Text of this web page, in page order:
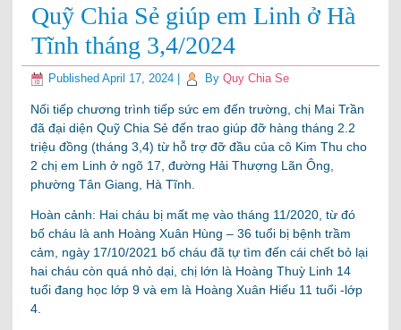
Quỹ Chia Sẻ giúp em Linh ở Hà
Tĩnh tháng 3,4/2024
Published April 17, 2024 By Quy Chia Se
Nối tiếp chương trình tiếp sức em đến trường, chị Mai Trần
đã đại diện Quỹ Chia Sẻ đến trao giúp đỡ hàng tháng 2.2
triệu đồng (tháng 3,4) từ hỗ trợ đỡ đầu của cô Kim Thu cho
2 chị em Linh ở ngõ 17, đường Hải Thượng Lãn Ông,
phường Tân Giang, Hà Tĩnh.
Hoàn cảnh: Hai cháu bị mất mẹvào tháng 11/2020, từ đó
bố cháu là anh Hoàng Xuân Hùng – 36 tuổi bị bệnh trầm
cảm, ngày 17/10/2021 bố cháu đã tự tìm đến cái chết bỏ lại
hai cháu còn quá nhỏ dại, chị lớn là Hoàng Thuỳ Linh 14
tuổi đang học lớp 9 và em là Hoàng Xuân Hiếu 11 tuổi -lớp
4.